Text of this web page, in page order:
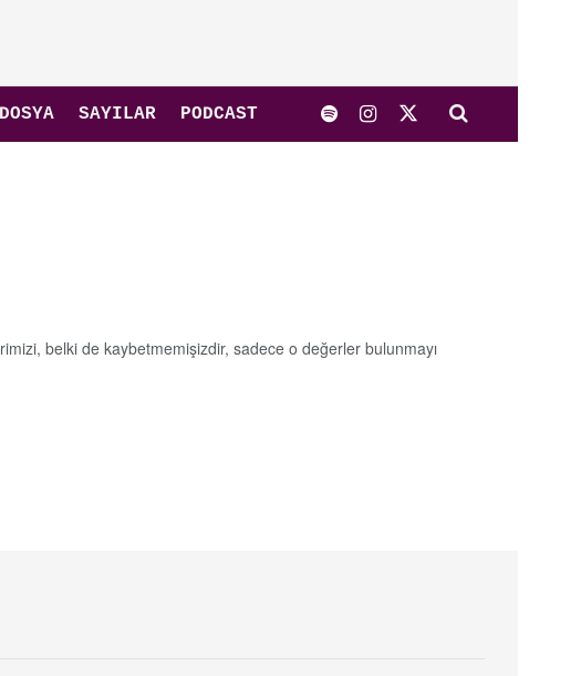
DOSYA SAYILAR PODCAST
belki de kaybetmemişizdir, sadece o değerler bulunmayı